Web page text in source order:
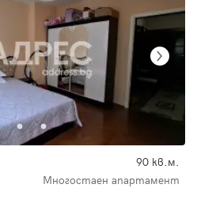
90 кв.м.
Многостаен апартамент